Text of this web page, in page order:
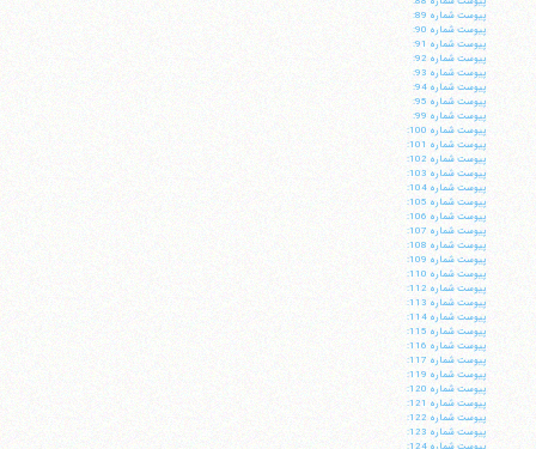
پيوست شماره 89:
پيوست شماره 90:
پيوست شماره 91:
پيوست شماره 92:
پيوست شماره 93:
پيوست شماره 94:
پيوست شماره 95:
پيوست شماره 99:
پيوست شماره 100:
پيوست شماره 101:
پيوست شماره 102:
پيوست شماره 103:
پيوست شماره 104:
پيوست شماره 105:
پيوست شماره 106:
پيوست شماره 107:
پيوست شماره 108:
پيوست شماره 109:
پيوست شماره 110:
پيوست شماره 112:
پيوست شماره 113:
پيوست شماره 114:
پيوست شماره 115:
پيوست شماره 116:
پيوست شماره 117:
پيوست شماره 119:
پيوست شماره 120:
پيوست شماره 121:
پيوست شماره 122:
پيوست شماره 123: